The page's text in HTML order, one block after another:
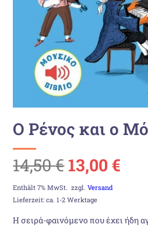
Ο Ρένος και ο
14,50€
Preis
war:
13,00€
ist:
Enthält 7% MwSt. zzgl.Versand
Lieferzeit: ca. 1-2 Werktage
Η σειρά-φαινόμενο που έχει ήδη